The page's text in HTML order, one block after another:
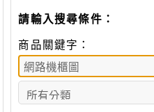
請輸入搜尋條件：
商品關鍵字：